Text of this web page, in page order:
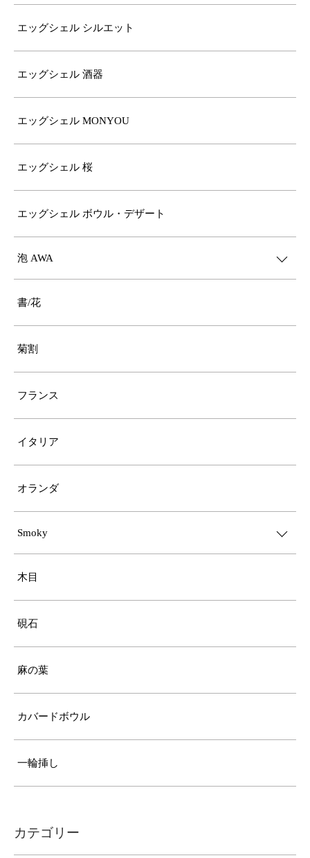
エッグシェル シルエット
エッグシェル 酒器
エッグシェル MONYOU
エッグシェル 桜
エッグシェル ボウル・デザート
泡 AWA
書/花
菊割
フランス
イタリア
オランダ
Smoky
木目
硯石
麻の葉
カバードボウル
一輪挿し
カテゴリー